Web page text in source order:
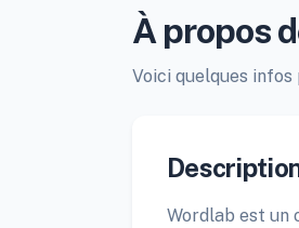
À propos
Voici quelques
Wordlab est un